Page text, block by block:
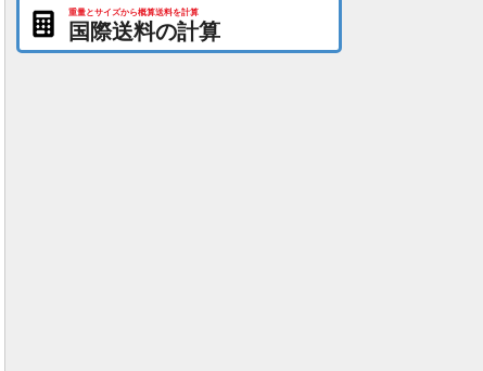
重量とサイズから概算送料を計算
国際送料の計算